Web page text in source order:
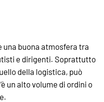
buona atmosfera tra
e dirigenti. Soprattutto
della logistica, può
un alto volume di ordini o